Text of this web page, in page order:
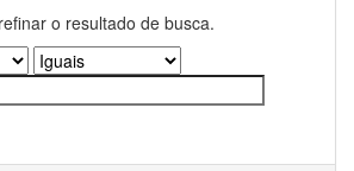
o resultado de busca.